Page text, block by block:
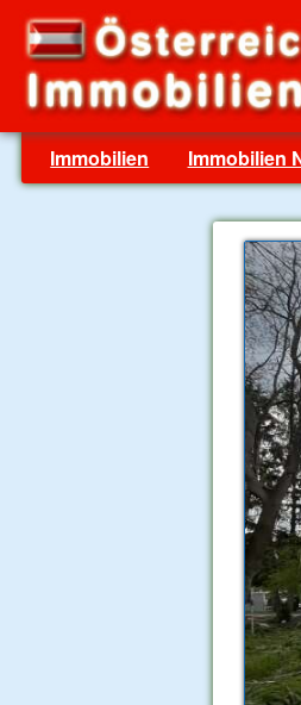
Immobilien Immobilien